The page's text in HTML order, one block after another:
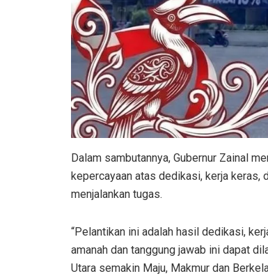
Dalam sambutannya, Gubernur Zainal
kepercayaan atas dedikasi, kerja keras,
menjalankan tugas.
“Pelantikan ini adalah hasil dedikasi,
amanah dan tanggung jawab ini dapat
Utara semakin Maju, Makmur dan